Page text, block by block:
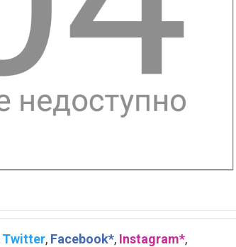
Twitter, Facebook*, Instagram*,